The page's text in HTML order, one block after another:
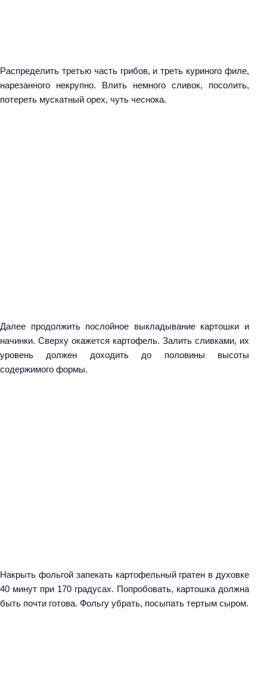
Распределить третью часть грибов, и треть куриного филе,
нарезанного некрупно. Влить немного сливок, посолить,
потереть мускатный орех, чуть чеснока.
Далее продолжить послойное выкладывание картошки и
начинки. Сверху окажется картофель. Залить сливками, их
уровень должен доходить до половины высоты
содержимого формы.
Накрыть фольгой запекать картофельный гратен в духовке
40 минут при 170 градусах. Попробовать, картошка должна
быть почти готова. Фольгу убрать, посыпать тертым сыром.